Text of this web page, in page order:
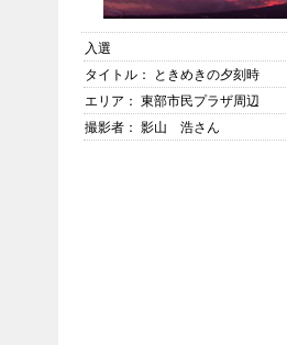
入選
タイトル： ときめきの夕刻時
エリア： 東部市民プラザ周辺
撮影者： 影山 浩さん